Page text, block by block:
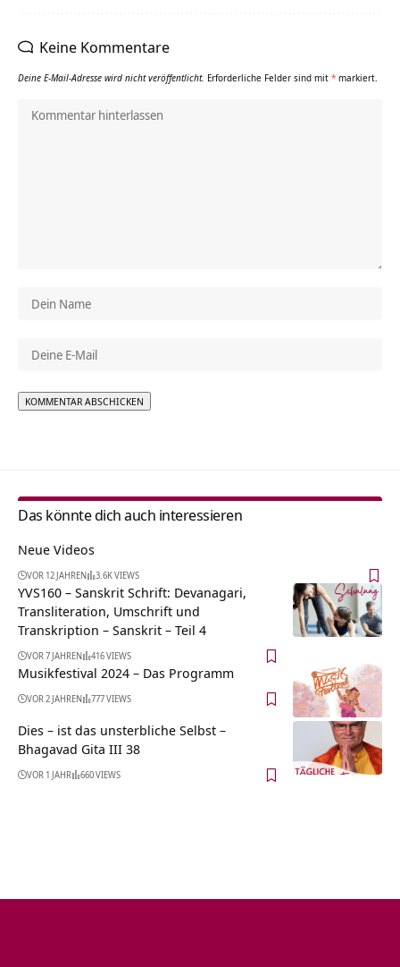
Keine Kommentare
Deine E-Mail-Adresse wird nicht veröffentlicht. Erforderliche Felder sind mit * markiert.
Das könnte dich auch interessieren
Neue Videos
VOR 12 JAHREN 3.6K VIEWS
YVS160 – Sanskrit Schrift: Devanagari,
Transliteration, Umschrift und
Transkription – Sanskrit – Teil 4
VOR 7 JAHREN 416 VIEWS
Musikfestival 2024 – Das Programm
VOR 2 JAHREN 777 VIEWS
Dies – ist das unsterbliche Selbst –
Bhagavad Gita III 38
VOR 1 JAHR 660 VIEWS